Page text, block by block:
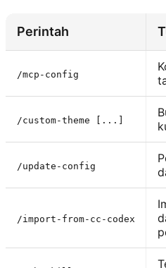
Perintah
/mcp-config
/custom-theme [...]
/update-config
/import-from-cc-codex